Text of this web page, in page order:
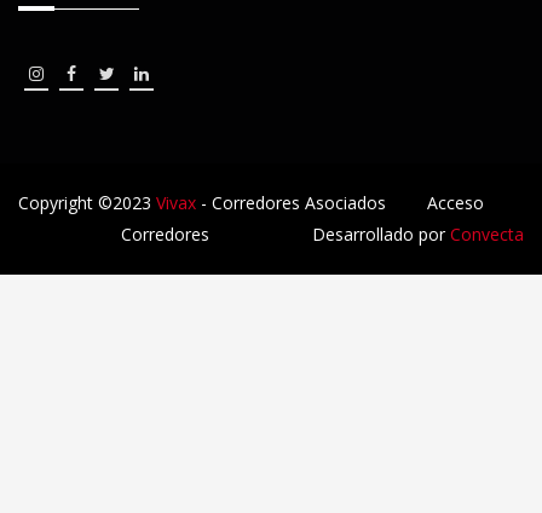
Copyright ©2023 Vivax - Corredores Asociados
Acceso
Corredores
Desarrollado porConvecta